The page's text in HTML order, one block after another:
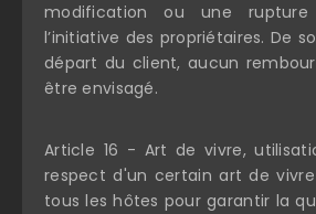
modification ou une
l’initiative des propriétaires. De
départ du client, aucun
être envisagé.
Article 16 - Art de vivre,
respect d'un certain art de
tous les hôtes pour garantir la